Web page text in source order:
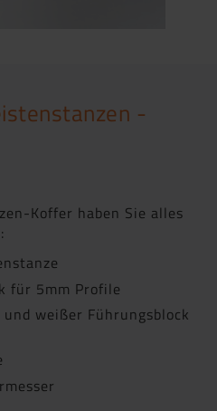
-
Koffer haben Sie alles
für 5mm Profile
weißer Führungsblock